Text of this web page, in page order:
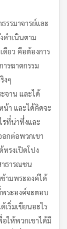
รมาจารย์และ
ดำเนินตาม
ยว คือต้องการ
รฆาตกรรม
งๆ
จาน และได้
า และได้คิดจะ
รที่น่าทึ่งและ
กต่อพวกเขา
รงเปิดโปง
าธารณชน
ามพระองค์ได้
ระองค์จะตอบ
เริ่มเขียนอะไร
ให้พวกเขาได้มี